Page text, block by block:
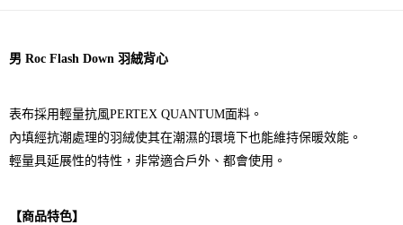
男 Roc Flash Down 羽絨背心
表布採用輕量抗風PERTEX QUANTUM面料。
內填經抗潮處理的羽絨使其在潮濕的環境下也能維持保暖效能。
輕量具延展性的特性，非常適合戶外、都會使用。
【商品特色】